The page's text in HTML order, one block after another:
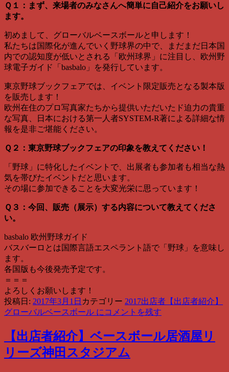
Ｑ１：まず、来場者のみなさんへ簡単に自己紹介をお願いし
ます。
初めまして、グローバルベースボールと申します！
私たちは国際化が進んでいく野球界の中で、まだまだ日本国
内での認知度が低いとされる「欧州球界」に注目し、欧州野
球電子ガイド「basbalo」を発行しています。
東京野球ブックフェアでは、イベント限定販売となる製本版
を販売します！
欧州在住のプロ写真家たちから提供いただいたド迫力の貴重
な写真、日本における第一人者SYSTEM-R著による詳細な情
報を是非ご堪能ください。
Ｑ２：東京野球ブックフェアの印象を教えてください！
「野球」に特化したイベントで、出展者も参加者も相当な熱
気を帯びたイベントだと思います。
その場に参加できることを大変光栄に思っています！
Ｑ３：今回、販売（展示）する内容について教えてくださ
い。
basbalo 欧州野球ガイド
バスバーロとは国際言語エスペラント語で「野球」を意味し
ます。
各国版も今後発売予定です。
＝＝＝
よろしくお願いします！
投稿日: 2017年3月1日 カテゴリー 2017出店者 【出店者紹介】
グローバルベースボール に コメントを残す
【出店者紹介】ベースボール居酒屋リ
リーズ神田スタジアム